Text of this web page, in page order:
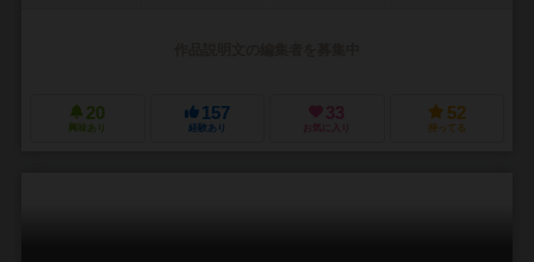
20
興味あり
157
経験あり
33
お気に入り
52
持ってる